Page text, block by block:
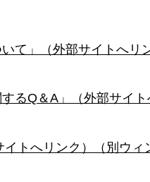
て」（外部サイトへリ
るQ＆A」（外部サイ
トへリンク）（別ウィ